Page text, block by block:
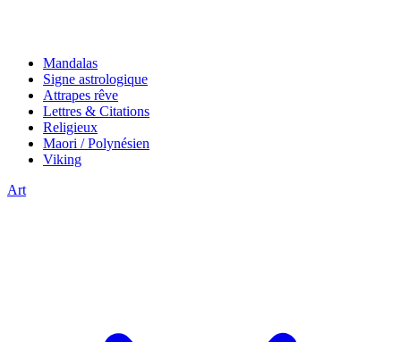
Mandalas
Signe astrologique
Attrapes rêve
Lettres & Citations
Religieux
Maori / Polynésien
Viking
Art